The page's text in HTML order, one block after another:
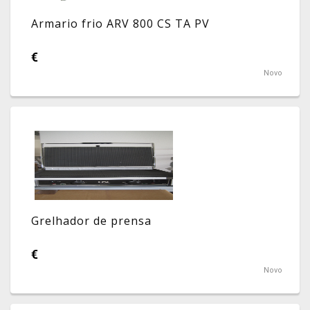
Armario frio ARV 800 CS TA PV
€
Novo
Grelhador de prensa
€
Novo